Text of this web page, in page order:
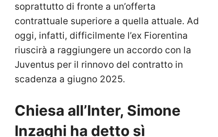
soprattutto di fronte a un’offerta
contrattuale superiore a quella attuale. Ad
oggi, infatti, difficilmente l’ex Fiorentina
riuscirà a raggiungere un accordo con la
Juventus per il rinnovo del contratto in
scadenza a giugno 2025.
Chiesa all’Inter, Simone
Inzaghi ha detto sì